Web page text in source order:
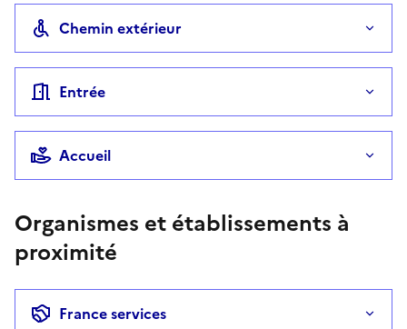
Chemin extérieur
Entrée
Accueil
Organismes et établissements à
proximité
France services